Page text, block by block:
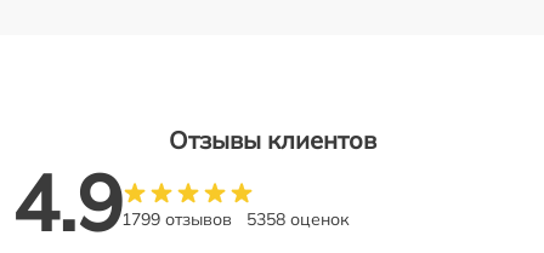
Отзывы клиентов
4.91799 отзывов 5358 оценок